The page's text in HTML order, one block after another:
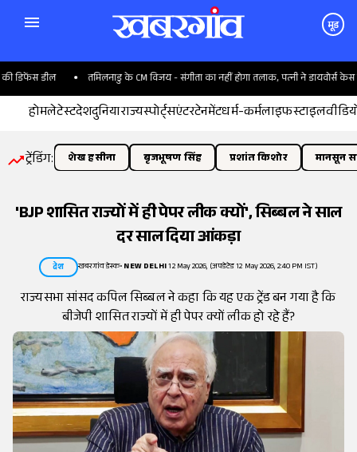
मूड
डील तमिलनाडु के CM विजय - संगीता का नहीं होगा तलाक, पत्नी ने डायवोर्स केस
होमलेटेस्टदेशदुनियाराज्यस्पोर्ट्सएंटरटेनमेंटधर्म-कर्मलाइफस्टाइल
ट्रेंडिंग: शेख हसीना बृजभूषण सिंह प्रशांत किशोर मानसून
'BJP शासित राज्यों में ही पेपर लीक क्यों', सिब्बल ने साल
दर साल दिया आंकड़ा
देश खबरगांव डेस्क•NEW DELHI12 May 2026, (अपडेटेड 12 May 2026, 2:40 PM IST)
राज्यसभा सांसद कपिल सिब्बल ने कहा कि यह एक ट्रेंड बन गया है कि
बीजेपी शासित राज्यों में ही पेपर क्यों लीक हो रहे हैं?